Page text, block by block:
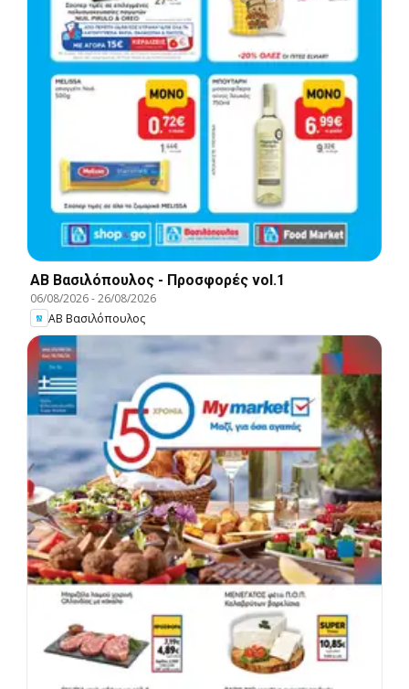
ΑΒ Βασιλόπουλος - Προσφορές vol.1
06/08/2026-26/08/2026
ΑΒ Βασιλόπουλος